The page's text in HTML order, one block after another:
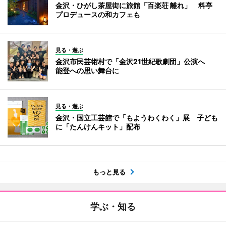
金沢・ひがし茶屋街に旅館「百楽荘 離れ」 料亭
プロデュースの和カフェも
見る・遊ぶ
金沢市民芸術村で「金沢21世紀歌劇団」公演へ
能登への思い舞台に
見る・遊ぶ
金沢・国立工芸館で「もようわくわく」展 子ども
に「たんけんキット」配布
もっと見る
学ぶ・知る